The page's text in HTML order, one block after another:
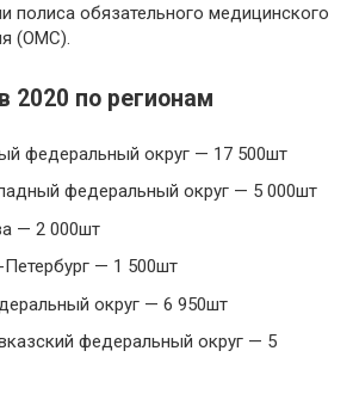
полиса обязательного медицинского
(ОМС).
2020 по регионам
федеральный округ — 17 500шт
федеральный округ — 5 000шт
— 2 000шт
Петербург — 1 500шт
округ — 6 950шт
федеральный округ — 5